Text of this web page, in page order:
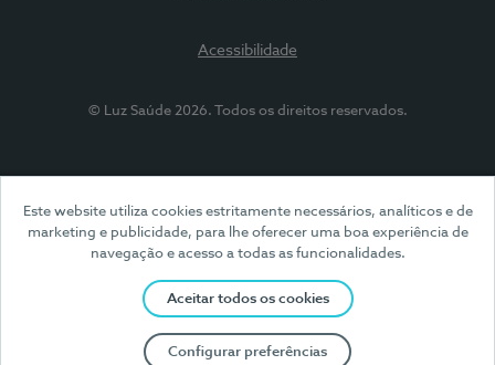
Este website utiliza cookies estritamente necessários, analíticos e de
marketing e publicidade, para lhe oferecer uma boa experiência de
navegação e acesso a todas as funcionalidades.
Aceitar todos os cookies
Configurar preferências
Acessibilidade
© Luz Saúde 2026. Todos os direitos reservados.